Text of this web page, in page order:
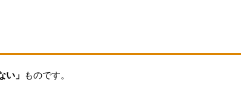
い」 ものです。